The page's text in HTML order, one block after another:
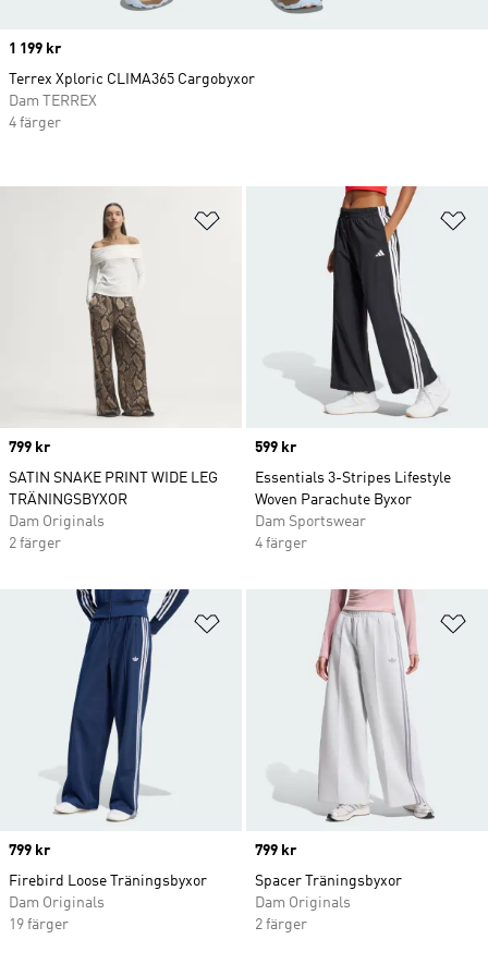
Lägg till på önskelistan
Price
799 kr
SATIN SNAKE PRINT WIDE LEG
TRÄNINGSBYXOR
Dam Originals
2 färger
Price
599 kr
Essentials 3-Stripes Lifestyle
Woven Parachute Byxor
Dam Sportswear
4 färger
Lägg till på önskelistan
Price
799 kr
Firebird Loose Träningsbyxor
Dam Originals
19 färger
Price
799 kr
Spacer Träningsbyxor
Dam Originals
2 färger
Price
1 199 kr
Terrex Xploric CLIMA365 Cargobyxor
Dam TERREX
4 färger